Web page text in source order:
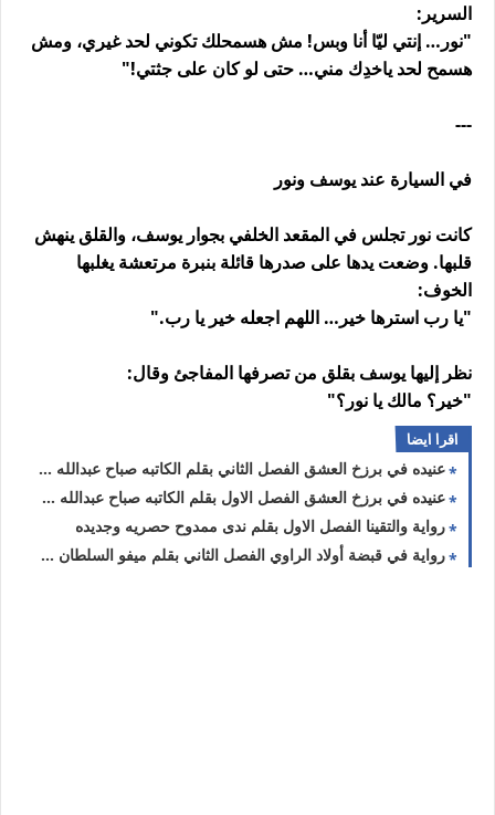
السرير:
"نور… إنتي ليّا أنا وبس! مش هسمحلك تكوني لحد غيري، ومش
هسمح لحد ياخدِك مني… حتى لو كان على جثتي!"
---
في السيارة عند يوسف ونور
كانت نور تجلس في المقعد الخلفي بجوار يوسف، والقلق ينهش
قلبها. وضعت يدها على صدرها قائلة بنبرة مرتعشة يغلبها
الخوف:
"يا رب استرها خير… اللهم اجعله خير يا رب."
نظر إليها يوسف بقلق من تصرفها المفاجئ وقال:
"خير؟ مالك يا نور؟"
اقرا ايضا
عنيده في برزخ العشق الفصل الثاني بقلم الكاتبه صباح عبدالله حصريه وجديده
عنيده في برزخ العشق الفصل الاول بقلم الكاتبه صباح عبدالله حصريه وجديده
رواية والتقينا الفصل الاول بقلم ندى ممدوح حصريه وجديده
رواية في قبضة أولاد الراوي الفصل الثاني بقلم ميفو السلطان حصريه وجديده